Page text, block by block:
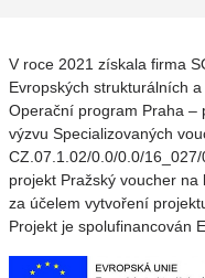
V roce 2021 získala firma
Evropských strukturálních
Operační program Praha –
výzvu Specializovaných
CZ.07.1.02/0.0/0.0/
projekt Pražský voucher
za účelem vytvoření
Projekt je spolufinancován